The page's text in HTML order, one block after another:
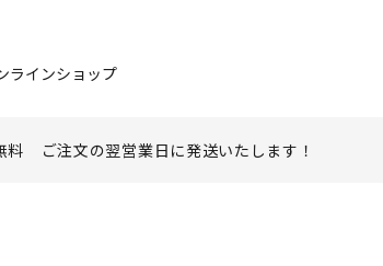
ラインショップ
料 ご注文の翌営業日に発送いたします！